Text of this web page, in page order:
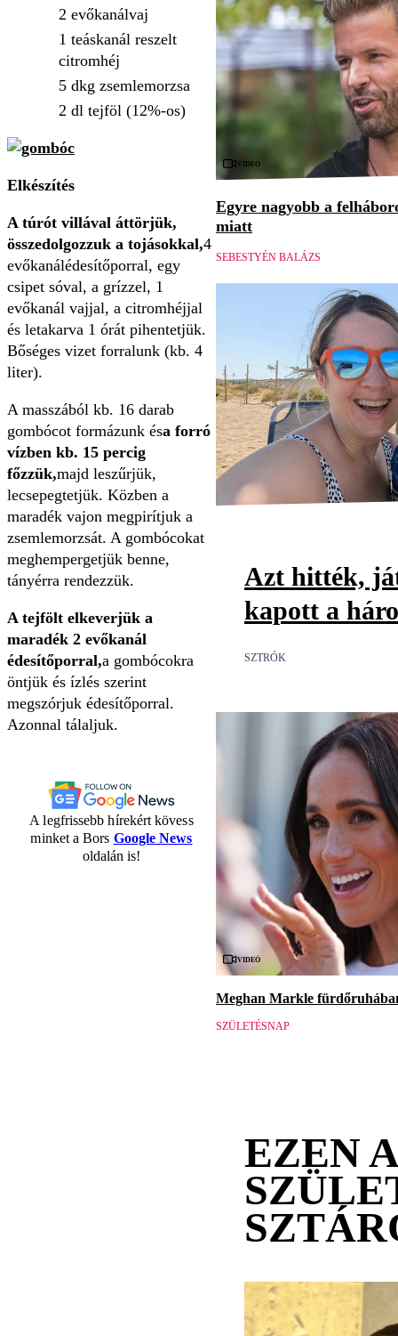
2 evőkanálvaj
1 teáskanál reszelt
citromhéj
5 dkg zsemlemorzsa
2 dl tejföl (12%-os)
Elkészítés
A túrót villával áttörjük,
összedolgozzuk a tojásokkal,4
evőkanálédesítőporral, egy
csipet sóval, a grízzel, 1
evőkanál vajjal, a citromhéjjal
és letakarva 1 órát pihentetjük.
Bőséges vizet forralunk (kb. 4
liter).
A masszából kb. 16 darab
gombócot formázunk ésa forró
vízben kb. 15 percig
főzzük,majd leszűrjük,
lecsepegtetjük. Közben a
maradék vajon megpirítjuk a
zsemlemorzsát. A gombócokat
meghempergetjük benne,
tányérra rendezzük.
A tejfölt elkeverjük a
maradék 2 evőkanál
édesítőporral,a gombócokra
öntjük és ízlés szerint
megszórjuk édesítőporral.
Azonnal tálaljuk.
A legfrissebb hírekért kövess
minket a Bors Google News
oldalán is!
Videó
Egyre nagyobb a
miatt
SEBESTYÉN BALÁZS
Azt hitték,
kapott a
SZTRÓK
Videó
Meghan Markle
SZÜLETÉSNAP
EZEN